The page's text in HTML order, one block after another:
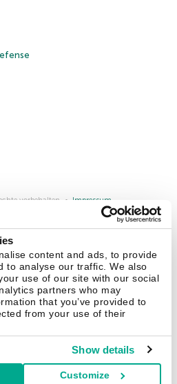
content and ads, to provide
to analyse our traffic. We also
use of our site with our social
partners who may
that you’ve provided to
from your use of their
Show details
Customize
vorbehalten.
Impressum
Lizenzvereinbarung B2B
Vertriebspartner
Weitere Informationen
Enzyklopädie